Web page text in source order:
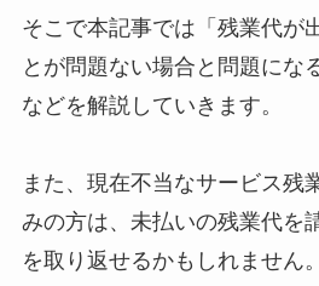
そこで本記事では「残業代が
とが問題ない場合と問題にな
などを解説していきます。
また、現在不当なサービス残
みの方は、未払いの残業代を
を取り返せるかもしれません。